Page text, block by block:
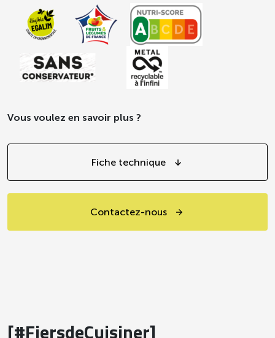
conservateur.
Les boîtes de conserve sont 100% recyclables et
conviennent au tri sélectif.
Maïs garanti sans résidu de pesticides**, sans OGM*** et
pour le format 3/1 uniquement.
Vous voulez en savoir plus ?
Fiche technique
Contactez-nous
[#FiersdeCuisiner]